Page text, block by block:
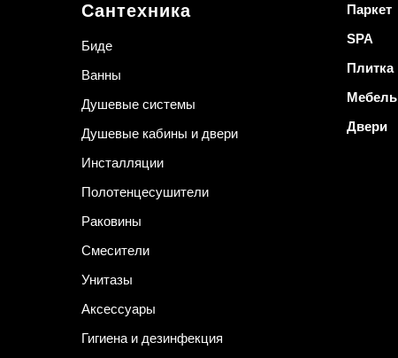
Сантехника
Биде
Ванны
Душевые системы
Душевые кабины и двери
Инсталляции
Полотенцесушители
Раковины
Смесители
Унитазы
Аксессуары
Гигиена и дезинфекция
Паркет
SPA
Плитка
Мебель
Двери